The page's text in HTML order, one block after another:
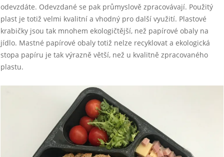
odevzdáte. Odevzdané se pak průmyslově zpracovávají. Použitý
plast je totiž velmi kvalitní a vhodný pro další využití. Plastové
krabičky jsou tak mnohem ekologičtější, než papírové obaly na
jídlo. Mastné papírové obaly totiž nelze recyklovat a ekologická
stopa papíru je tak výrazně větší, než u kvalitně zpracovaného
plastu.